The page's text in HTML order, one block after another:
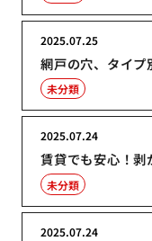
網戸の穴、タイプ
2025.07.25
未分類
賃貸でも安心！
2025.07.24
未分類
2025.07.24